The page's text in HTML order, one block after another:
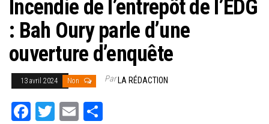
Incendie de l’entrepôt de l’EDG
: Bah Oury parle d’une
ouverture d’enquête
13 avril 2024 Non ParLA RÉDACTION
Fa T
E